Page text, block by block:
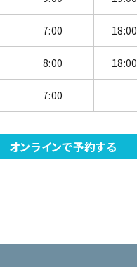
7:00 18:00
8:00 18:00
7:00
オンラインで予約する